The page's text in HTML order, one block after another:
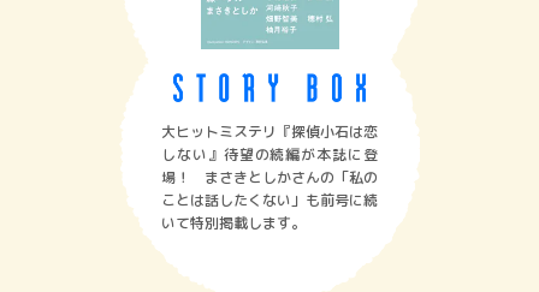
大ヒットミステリ『探偵小石は恋
しない』待望の続編が本誌に登
場！ まさきとしかさんの「私の
ことは話したくない」も前号に続
いて特別掲載します。